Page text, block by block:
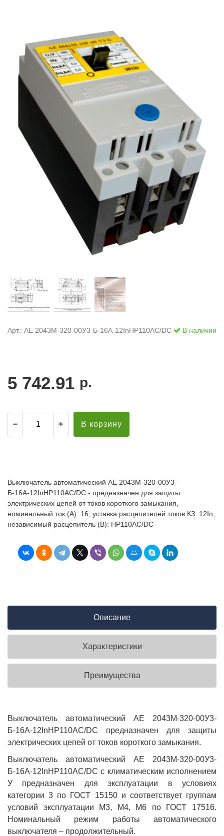
Стремянки с
Стремянки с
опорой
Ширмы
РЗА (шторы)
Штендеры
Щиты
диэлектрические
Арт.: АЕ 2043М-320-00У3-Б-16А-12InНР110AC/DC В наличии
5 742.91 р.
В корзину
Выключатель автоматический АЕ 2043М-320-00У3-
Б-16А-12InНР110AC/DC - предназначен для защиты
электрических цепей от токов короткого замыкания,
номинальный ток (А): 16, уставка расцепителей токов КЗ: 12In,
независимый расцепитель (В): НР110AC/DC
Описание
Характеристики
Преимущества
Выключатель автоматический АЕ 2043М-320-00У3-
Б-16А-12InНР110AC/DC предназначен для защиты
электрических цепей от токов короткого замыкания.
Выключатель автоматический АЕ 2043М-320-00У3-
Б-16А-12InНР110AC/DC с климатическим исполнением
У предназначен для эксплуатации в условиях
категории 3 по ГОСТ 15150 и соответствует группам
условий эксплуатации М3, М4, М6 по ГОСТ 17516.
Номинальный режим работы автоматического
выключателя – продолжительный.